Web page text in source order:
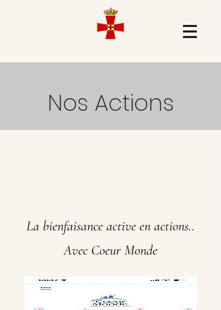
Nos Actions
La bienfaisance active en actions..
Avec Coeur Monde